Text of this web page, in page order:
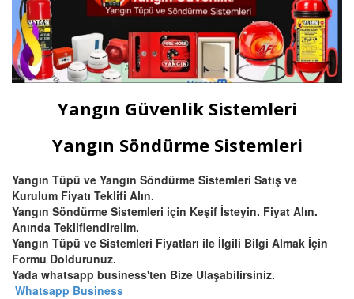
Yangın Güvenlik Sistemleri
Yangın Söndürme Sistemleri
Yangın Tüpü ve Yangın Söndürme Sistemleri Satış ve
Kurulum Fiyatı Teklifi Alın.
Yangın Söndürme Sistemleri için Keşif İsteyin. Fiyat Alın.
Anında Tekliflendirelim.
Yangın Tüpü ve Sistemleri Fiyatları ile İlgili Bilgi Almak İçin
Formu Doldurunuz.
Yada whatsapp business'ten Bize Ulaşabilirsiniz.
Whatsapp Business